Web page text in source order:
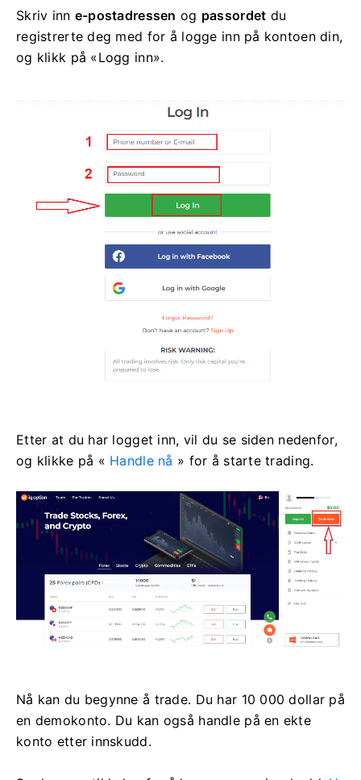
Skriv inn e-postadressen og passordet du
registrerte deg med for å logge inn på kontoen din,
og klikk på «Logg inn».
Etter at du har logget inn, vil du se siden nedenfor,
og klikke på « Handle nå » for å starte trading.
Nå kan du begynne å trade. Du har 10 000 dollar på
en demokonto. Du kan også handle på en ekte
konto etter innskudd.